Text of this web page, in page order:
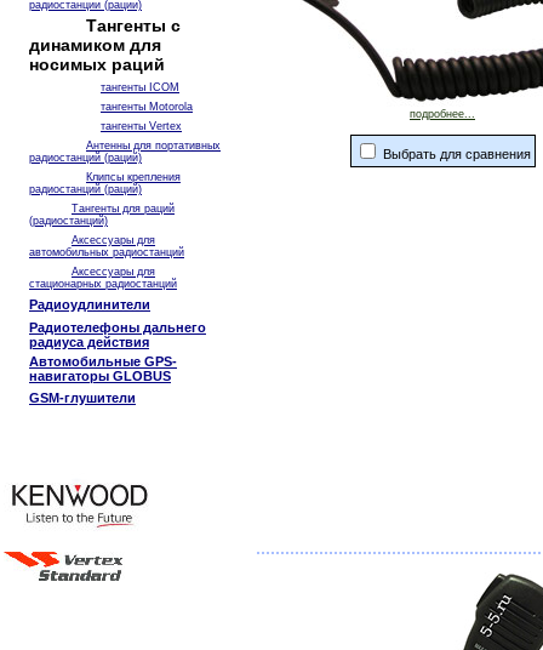
радиостанции (рации)
Тангенты с
динамиком для
носимых раций
тангенты ICOM
тангенты Motorola
тангенты Vertex
Антенны для портативных
радиостанций (раций)
Клипсы крепления
радиостанций (раций)
Тангенты для раций
(радиостанций)
Аксессуары для
автомобильных радиостанций
Аксессуары для
стационарных радиостанций
Радиоудлинители
Радиотелефоны дальнего
радиуса действия
Автомобильные GPS-
навигаторы GLOBUS
GSM-глушители
подробнее...
Выбрать для сравнения